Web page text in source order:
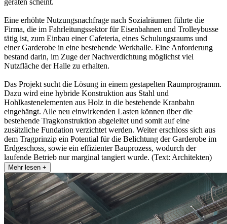
geraten scheint.
Eine erhöhte Nutzungsnachfrage nach Sozialräumen führte die
Firma, die im Fahrleitungssektor für Eisenbahnen und Trolleybusse
tätig ist, zum Einbau einer Cafeteria, eines Schulungsraums und
einer Garderobe in eine bestehende Werkhalle. Eine Anforderung
bestand darin, im Zuge der Nachverdichtung möglichst viel
Nutzfläche der Halle zu erhalten.
Das Projekt sucht die Lösung in einem gestapelten Raumprogramm.
Dazu wird eine hybride Konstruktion aus Stahl und
Hohlkastenelementen aus Holz in die bestehende Kranbahn
eingehängt. Alle neu einwirkenden Lasten können über die
bestehende Tragkonstruktion abgeleitet und somit auf eine
zusätzliche Fundation verzichtet werden. Weiter erschloss sich aus
dem Tragprinzip ein Potential für die Belichtung der Garderobe im
Erdgeschoss, sowie ein effizienter Bauprozess, wodurch der
laufende Betrieb nur marginal tangiert wurde. (Text: Architekten)
Mehr lesen +